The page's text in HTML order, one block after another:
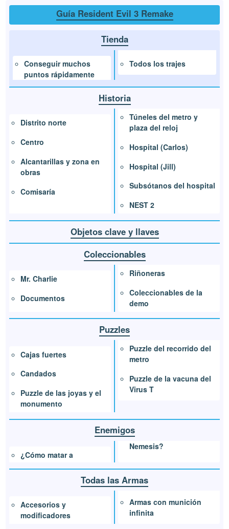
Guía Resident Evil 3 Remake
Tienda
Conseguir muchos
puntos rápidamente
Todos los trajes
Historia
Distrito norte
Centro
Alcantarillas y zona en
obras
Comisaría
Túneles del metro y
plaza del reloj
Hospital (Carlos)
Hospital (Jill)
Subsótanos del hospital
NEST 2
Objetos clave y llaves
Coleccionables
Mr. Charlie
Documentos
Riñoneras
Coleccionables de la
demo
Puzzles
Cajas fuertes
Candados
Puzzle de las joyas y el
monumento
Puzzle del recorrido del
metro
Puzzle de la vacuna del
Virus T
Enemigos
¿Cómo matar a
Nemesis?
Todas las Armas
Accesorios y
modificadores
Armas con munición
infinita